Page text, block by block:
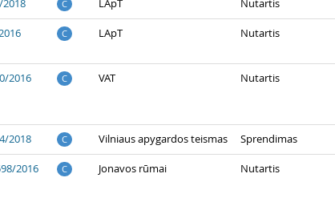
C
C LApT Nutartis
2016 C VAT Nutartis
2018 C Vilniaus apygardos teismas Sprendimas
2016 C Jonavos rūmai Nutartis